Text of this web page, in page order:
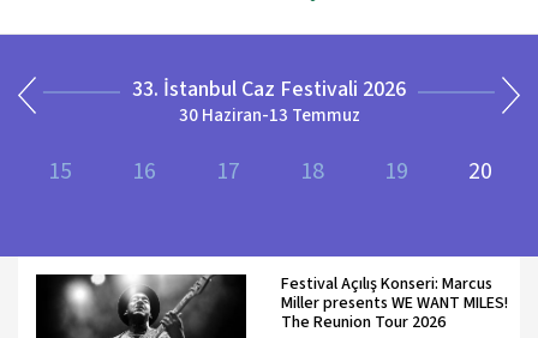
33. İstanbul Caz Festivali 2026
30 Haziran-13 Temmuz
15 16 17 18 19 20
Festival Açılış Konseri: Marcus
Miller presents WE WANT MILES!
The Reunion Tour 2026